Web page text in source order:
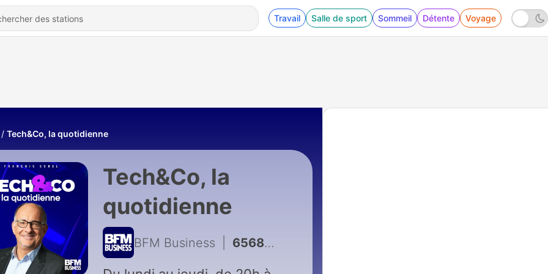
Travail Salle de sport Sommeil Détente Voyage
Tech&Co, la quotidienne
Tech&Co, la
quotidienne
BFM Business 6568 - François Bourrier-Soifer, directeur général délégué de Safran.AI – 13/07